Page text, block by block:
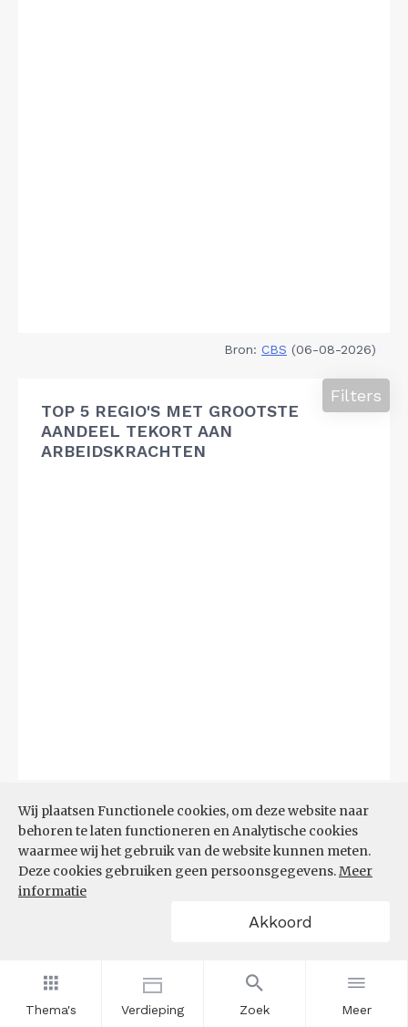
Thema's Verdieping Zoek Meer
Wij plaatsen Functionele cookies, om deze website naar
behoren te laten functioneren en Analytische cookies
waarmee wij het gebruik van de website kunnen meten.
Deze cookies gebruiken geen persoonsgegevens.Meer
informatie
Akkoord
Bron: CBS (06-08-2026)
TOP 5 REGIO'S MET GROOTSTE
AANDEEL TEKORT AAN
ARBEIDSKRACHTEN
Filters
TOP 10 REGIO'S MET KLEINSTE
AANDEEL TEKORT AAN
ARBEIDSKRACHTEN
Filters